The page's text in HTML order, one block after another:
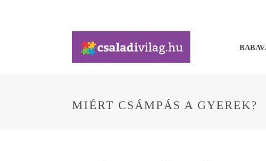
MIÉRT CSÁMPÁS A GYEREK?